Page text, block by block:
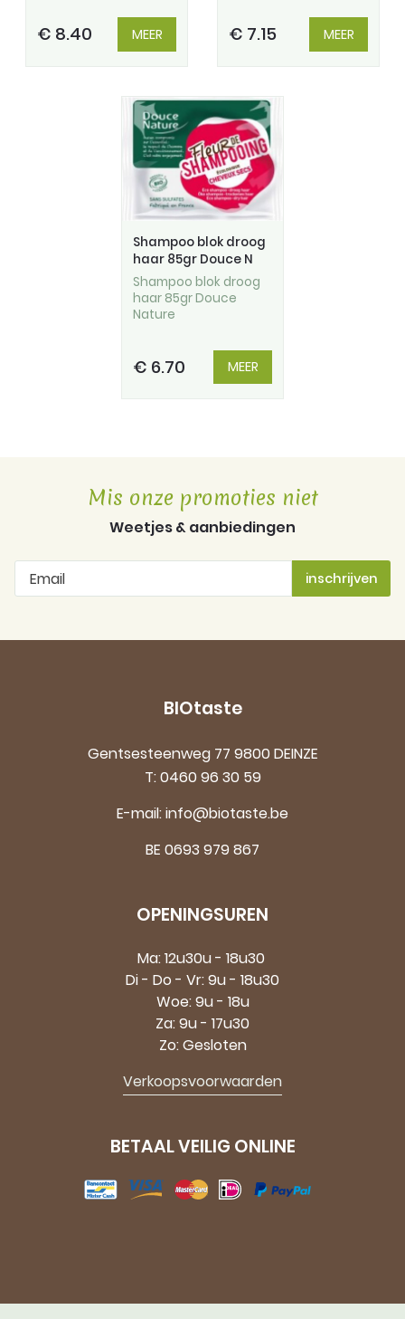
€ 8.40 MEER € 7.15 MEER
Shampoo blok droog
haar 85gr Douce N
Shampoo blok droog
haar 85gr Douce
Nature
€ 6.70 MEER
Mis onze promoties niet
Weetjes & aanbiedingen
BIOtaste
Gentsesteenweg 77 9800 DEINZE
T:0460 96 30 59
E-mail:info@biotaste.be
BE 0693 979 867
OPENINGSUREN
Ma: 12u30u - 18u30
Di - Do - Vr: 9u - 18u30
Woe: 9u - 18u
Za: 9u - 17u30
Zo: Gesloten
Verkoopsvoorwaarden
BETAAL VEILIG ONLINE